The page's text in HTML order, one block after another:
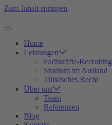
Zum Inhalt springen
Home
Leistungen
Fachkräfte-Recruiting
Studium im Ausland
Türkisches Recht
Über uns
Team
Referenzen
Blog